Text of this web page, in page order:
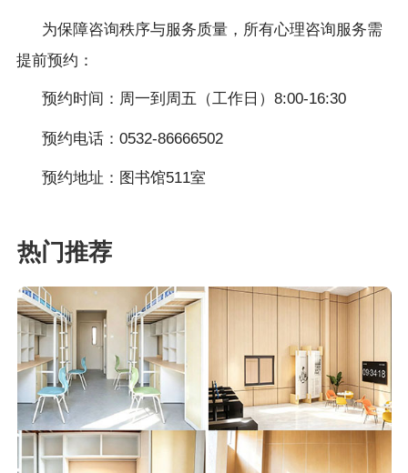
为保障咨询秩序与服务质量，所有心理咨询服务需
提前预约：
预约时间：周一到周五（工作日） 8:00-16:30
预约电话： 0532-86666502
预约地址：图书馆511室